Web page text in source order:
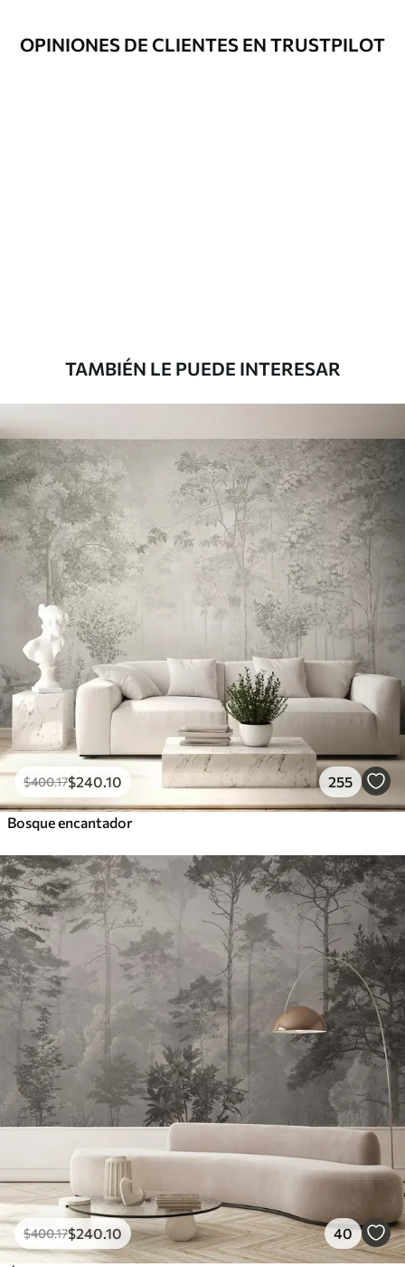
Método de
Hasta 360 cm de altura: aplicación sin
Vinilo Premium
1266.67$760.00/m²
Peel and Stick
1533.33$920.00
OPINIONES DE CLIENTES EN TRUSTPILOT
TAMBIÉN LE PUEDE INTERESAR
$400.17$240 .10 255
Bosque encantador
$400.17$240.10 40